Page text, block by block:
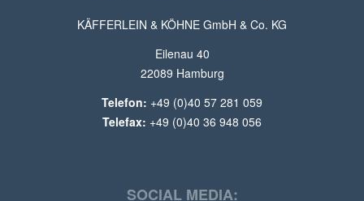
KÄFFERLEIN & KÖHNE GmbH & Co. KG
Eilenau 40
22089 Hamburg
Telefon: +49 (0)40 57 281 059
Telefax: +49 (0)40 36 948 056
SOCIAL MEDIA: